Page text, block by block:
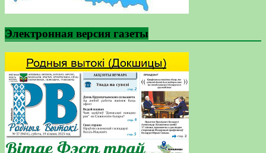
Электронная версия газеты